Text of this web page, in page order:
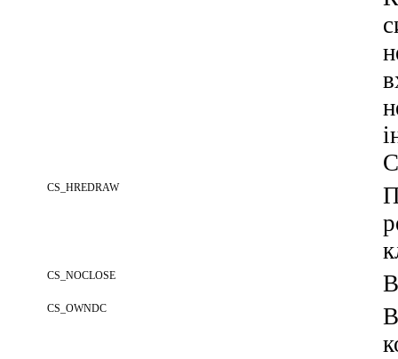
CS_HREDRAW
CS_NOCLOSE
CS_OWNDC